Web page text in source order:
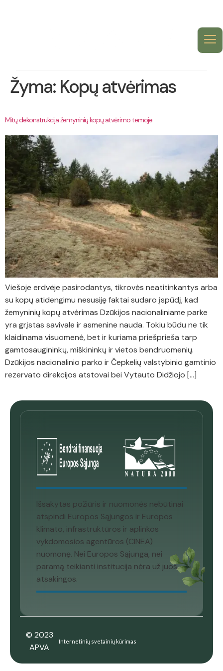
Žyma: Kopų atvėrimas
Mitų dekonstrukcija žemyninių kopų atvėrimo temoje
Viešoje erdvėje pasirodantys, tikrovės neatitinkantys arba
su kopų atidengimu nesusiję faktai sudaro įspūdį, kad
žemyninių kopų atvėrimas Dzūkijos nacionaliniame parke
yra grįstas savivale ir asmenine nauda. Tokiu būdu ne tik
klaidinama visuomenė, bet ir kuriama priešprieša tarp
gamtosaugininkų, miškininkų ir vietos bendruomenių.
Dzūkijos nacionalinio parko ir Čepkelių valstybinio gamtinio
rezervato direkcijos atstovai bei Vytauto Didžiojo […]
Išsakytas požiūris ir nuomonės nebūtinai
atspindi Europos Sąjungos ir Europos
klimato, infrastruktūros ir aplinkos
vykdomosios agentūros (CINEA)
nuomonę. Nei Europos Sąjunga, nei
paramą teikianti institucija nėra už juos
atsakingos.
© 2023
APVA
Internetinių svetainių kūrimas